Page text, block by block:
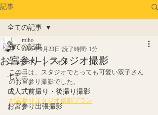
記事
全ての記事
ニューボーンフォト
七五三
成人式前撮り・後撮り撮影
お宮参り出張撮影
全ての記事
お宮参り｜スタジオ撮影
miho
2025年9月23日 読了時間: 1分
この日は、スタジオでとっても可愛い双子さん
のお宮参り撮影でした。
お宮参りスタジオ撮影プラン